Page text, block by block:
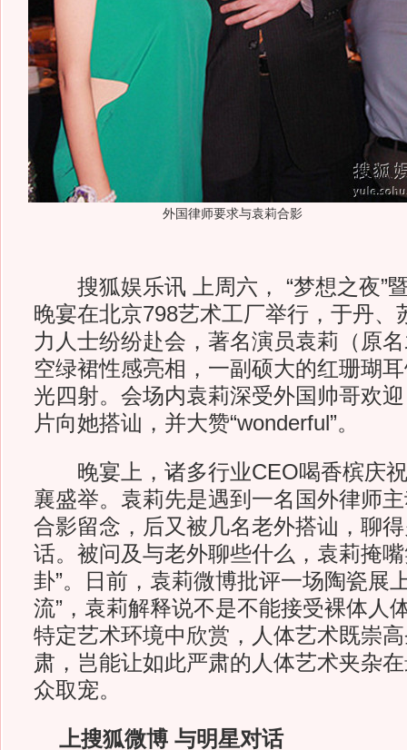
外国律师要求与袁莉合影
搜狐娱乐讯 上周六， “梦想之夜”
晚宴在北京798艺术工厂举行，于丹、
力人士纷纷赴会，著名演员袁莉（原
空绿裙性感亮相，一副硕大的红珊瑚
光四射。会场内袁莉深受外国帅哥欢
片向她搭讪，并大赞“wonderful”。
晚宴上，诸多行业CEO喝香槟庆祝
襄盛举。袁莉先是遇到一名国外律师
合影留念，后又被几名老外搭讪，聊
话。被问及与老外聊些什么，袁莉掩
卦”。日前，袁莉微博批评一场陶瓷展
流”，袁莉解释说不是不能接受裸体人
特定艺术环境中欣赏，人体艺术既崇
肃，岂能让如此严肃的人体艺术夹杂
众取宠。
上搜狐微博 与明星对话